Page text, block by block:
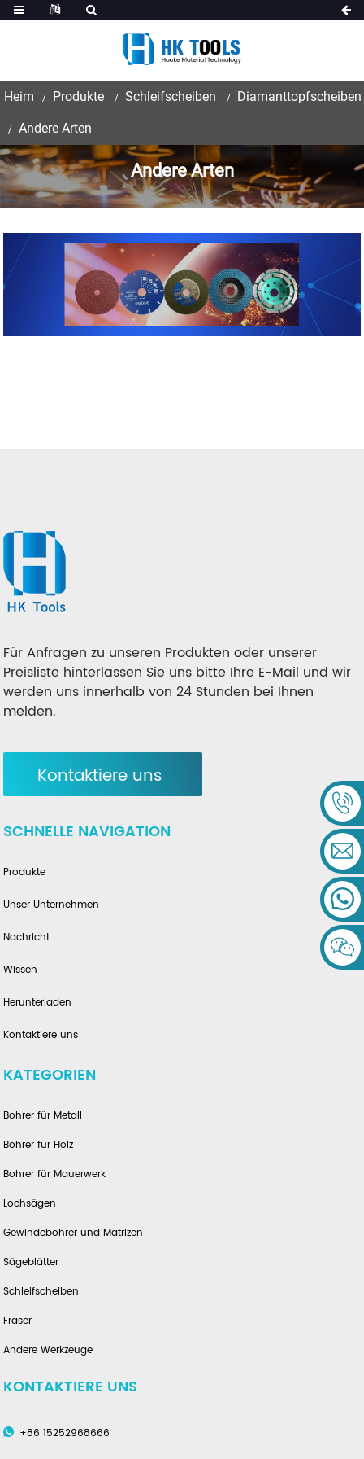
Heim Produkte Schleifscheiben Diamanttopfscheiben
Andere Arten
Andere Arten
Für Anfragen zu unseren Produkten oder unserer
Preisliste hinterlassen Sie uns bitte Ihre E-Mail und wir
werden uns innerhalb von 24 Stunden bei Ihnen
melden.
Kontaktiere uns
SCHNELLE NAVIGATION
Produkte
Unser Unternehmen
Nachricht
Wissen
Herunterladen
Kontaktiere uns
KATEGORIEN
Bohrer für Metall
Bohrer für Holz
Bohrer für Mauerwerk
Lochsägen
Gewindebohrer und Matrizen
Sägeblätter
Schleifscheiben
Fräser
Andere Werkzeuge
KONTAKTIERE UNS
+86 15252968666